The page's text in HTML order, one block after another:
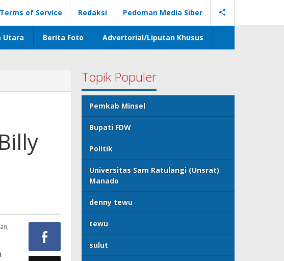
Terms of Service Redaksi Pedoman Media Siber
Utara Berita Foto Advertorial/Liputan Khusus
Topik Populer
Pemkab Minsel
Bupati FDW
Politik
Universitas Sam Ratulangi (Unsrat)
Manado
denny tewu
tewu
sulut